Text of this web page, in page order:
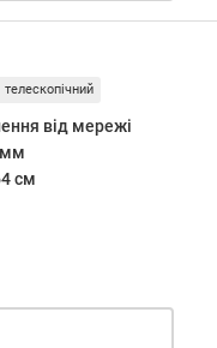
телескопічний
від мережі
см